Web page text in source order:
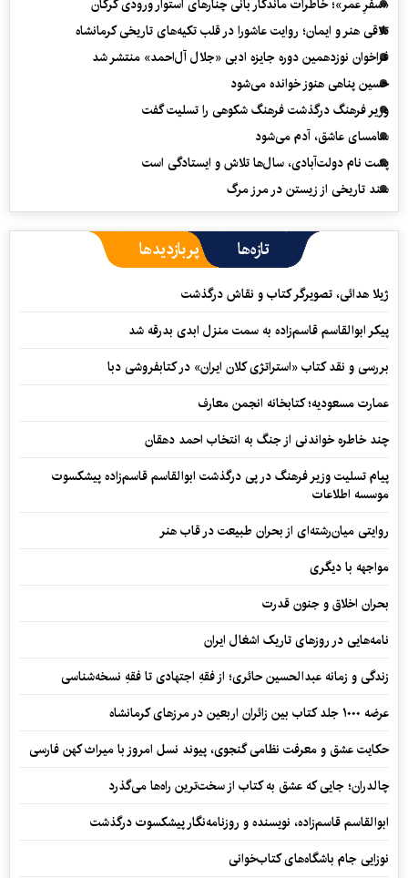
«سفرِ عمر»؛ خاطرات ماندگار بانی چنارهای استوار ورودی گرگان
تلاقی هنر و ایمان؛ روایت عاشورا در قلب تکیه‌های تاریخی کرمانشاه
فراخوان نوزدهمین دوره جایزه ادبی «جلال آل‌احمد» منتشر شد
حسین پناهی هنوز خوانده می‌شود
وزیر فرهنگ درگذشت فرهنگ شکوهی را تسلیت گفت
سامسای عاشق، آدم می‌شود
پشت نام دولت‌آبادی، سال‌ها تلاش و ایستادگی است
سند تاریخی از زیستن در مرز مرگ
تازه‌ها پربازدیدها
ژیلا هدائی، تصویرگر کتاب و نقاش درگذشت
پیکر ابوالقاسم قاسم‌زاده به سمت منزل ابدی بدرقه شد
بررسی و نقد کتاب «استراتژی کلان ایران» در کتابفروشی دبا
عمارت مسعودیه؛ کتابخانه انجمن معارف
چند خاطره خواندنی از جنگ به انتخاب احمد دهقان
پیام تسلیت وزیر فرهنگ در پی درگذشت ابوالقاسم قاسم‌زاده پیشکسوت
موسسه اطلاعات
روایتی میان‌رشته‌ای از بحران طبیعت در قاب هنر
مواجهه با دیگری
بحران اخلاق و جنون قدرت
نامه‌هایی در روزهای تاریک اشغال ایران
زندگی و زمانه عبدالحسین حائری؛ از فقهِ اجتهادی تا فقهِ نسخه‌شناسی
عرضه ۱۰۰۰ جلد کتاب بین زائران اربعین در مرزهای کرمانشاه
حکایت عشق و معرفت نظامی گنجوی، پیوند نسل امروز با میراث کهن فارسی
چالدران؛ جایی که عشق به کتاب از سخت‌ترین راه‌ها می‌گذرد
ابوالقاسم قاسم‌زاده، نویسنده و روزنامه‌نگار پیشکسوت درگذشت
نوزایی جام باشگاه‌های کتاب‌خوانی